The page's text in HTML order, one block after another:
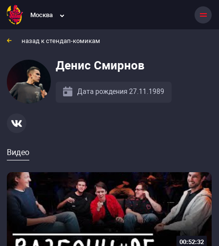
Москва
назад к стендап-комикам
Денис Смирнов
Дата рождения 27.11.1989
Видео
00:52:32